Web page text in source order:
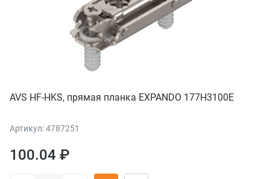
AVS HF-HKS, прямая планка EXPANDO 177H3100E
Артикул: 4787251
100.04 ₽